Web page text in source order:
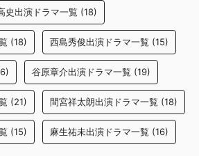
史出演ドラマ一覧 (18)
(18) 西島秀俊出演ドラマ一覧 (15)
谷原章介出演ドラマ一覧 (19)
(21) 間宮祥太朗出演ドラマ一覧 (18)
(15) 麻生祐未出演ドラマ一覧 (16)